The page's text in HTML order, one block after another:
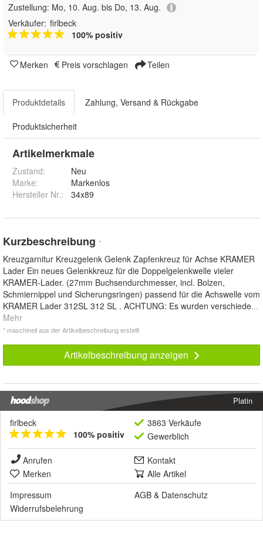
Zustellung: Mo, 10. Aug. bis Do, 13. Aug.
Verkäufer: firlbeck
100% positiv
Merken Preis vorschlagen Teilen
Produktdetails Zahlung, Versand & Rückgabe
Produktsicherheit
Artikelmerkmale
Zustand:
Neu
Marke:
Markenlos
Hersteller Nr.:
34x89
Kurzbeschreibung *
Kreuzgarnitur Kreuzgelenk Gelenk Zapfenkreuz für Achse KRAMER
Lader Ein neues Gelenkkreuz für die Doppelgelenkwelle vieler
KRAMER-Lader. (27mm Buchsendurchmesser, incl. Bolzen,
Schmiernippel und Sicherungsringen) passend für die Achswelle vom
KRAMER Lader 312SL 312 SL . ACHTUNG: Es wurden verschiede...
Mehr
* maschinell aus der Artikelbeschreibung erstellt
Artikelbeschreibung anzeigen
Platin
firlbeck
100% positiv
3863 Verkäufe
Gewerblich
Anrufen
Kontakt
Merken
Alle Artikel
Impressum
AGB & Datenschutz
Widerrufsbelehrung